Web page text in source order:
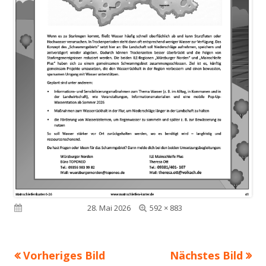
Veröffentlicht am28. Mai 2026
Volle
592 × 883
Vorheriges Bild Nächstes Bild